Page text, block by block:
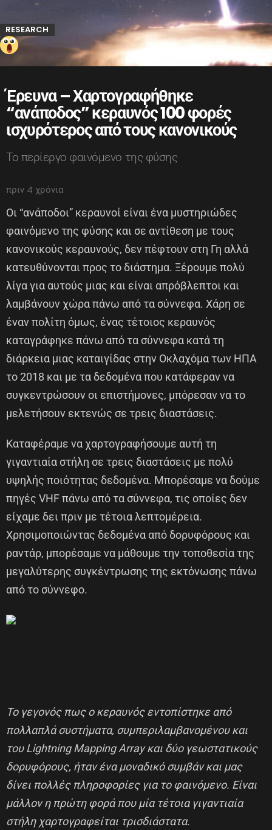
RESEARCH
Έρευνα – Χαρτογραφήθηκε
“ανάποδος” κεραυνός 100 φορές
ισχυρότερος από τους κανονικούς
Το περίεργο φαινόμενο της φύσης
πριν 4 χρόνια
Οι “ανάποδοι” κεραυνοί είναι ένα μυστηριώδες
φαινόμενο της φύσης και σε αντίθεση με τους
κανονικούς κεραυνούς, δεν πέφτουν στη Γη αλλά
κατευθύνονται προς το διάστημα. Ξέρουμε πολύ
λίγα για αυτούς μιας και είναι απρόβλεπτοι και
λαμβάνουν χώρα πάνω από τα σύννεφα. Χάρη σε
έναν πολίτη όμως, ένας τέτοιος κεραυνός
καταγράφηκε πάνω από τα σύννεφα κατά τη
διάρκεια μιας καταιγίδας στην Οκλαχόμα των ΗΠΑ
το 2018 και με τα δεδομένα που κατάφεραν να
συγκεντρώσουν οι επιστήμονες, μπόρεσαν να το
μελετήσουν εκτενώς σε τρεις διαστάσεις.
Καταφέραμε να χαρτογραφήσουμε αυτή τη
γιγαντιαία στήλη σε τρεις διαστάσεις με πολύ
υψηλής ποιότητας δεδομένα. Μπορέσαμε να δούμε
πηγές VHF πάνω από τα σύννεφα, τις οποίες δεν
είχαμε δει πριν με τέτοια λεπτομέρεια.
Χρησιμοποιώντας δεδομένα από δορυφόρους και
ραντάρ, μπορέσαμε να μάθουμε την τοποθεσία της
μεγαλύτερης συγκέντρωσης της εκτόνωσης πάνω
από το σύννεφο.
Το γεγονός πως ο κεραυνός εντοπίστηκε από
πολλαπλά συστήματα, συμπεριλαμβανομένου και
του Lightning Mapping Array και δύο γεωστατικούς
δορυφόρους, ήταν ένα μοναδικό συμβάν και μας
δίνει πολλές πληροφορίες για το φαινόμενο. Είναι
μάλλον η πρώτη φορά που μία τέτοια γιγαντιαία
στήλη χαρτογραφείται τρισδιάστατα.